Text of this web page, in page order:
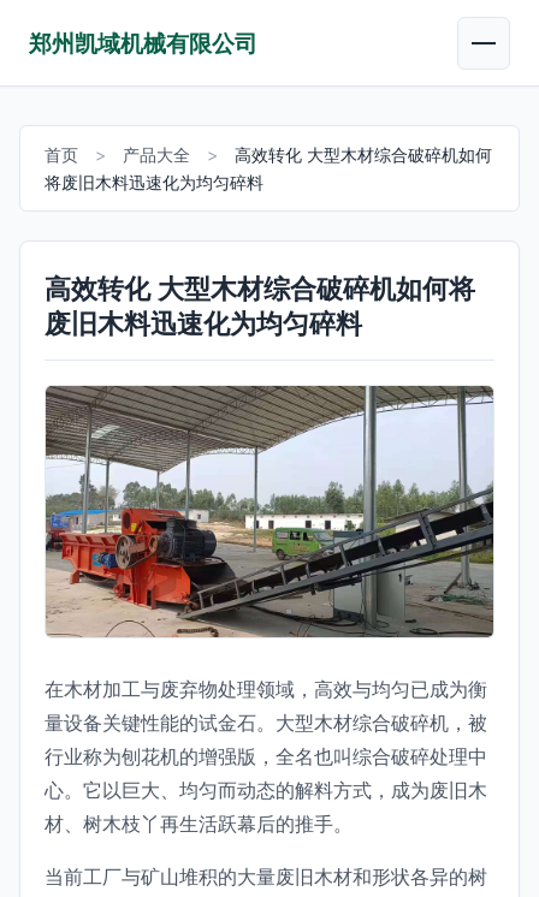
郑州凯域机械有限公司
首页 > 产品大全 >
高效转化 大型木材综合破碎机如何
将废旧木料迅速化为均匀碎料
高效转化 大型木材综合破碎机如何将
废旧木料迅速化为均匀碎料
在木材加工与废弃物处理领域，高效与均匀已成为衡
量设备关键性能的试金石。大型木材综合破碎机，被
行业称为刨花机的增强版，全名也叫综合破碎处理中
心。它以巨大、均匀而动态的解料方式，成为废旧木
材、树木枝丫再生活跃幕后的推手。
当前工厂与矿山堆积的大量废旧木材和形状各异的树